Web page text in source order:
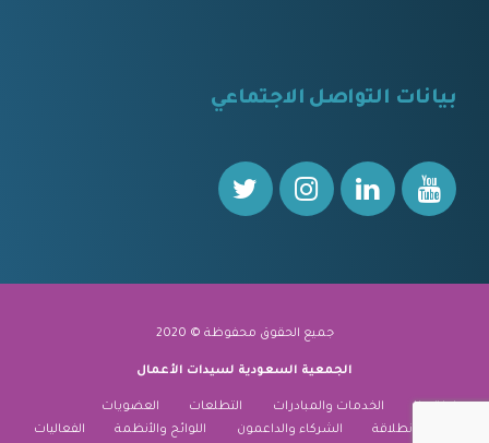
بيانات التواصل الاجتماعي
جميع الحقوق محفوظة © 2020
الجمعية السعودية لسيدات الأعمال
نبذة عنا الخدمات والمبادرات التطلعات
العضويات
منارة الانطلاقة
الشركاء والداعمون اللوائح والأنظمة الفعاليات